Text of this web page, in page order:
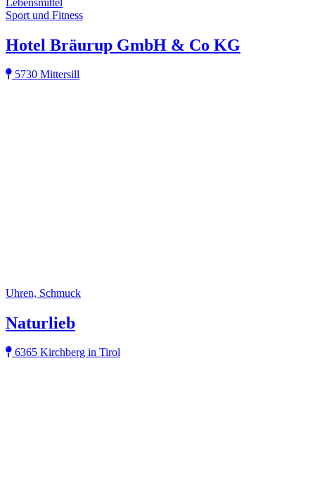
Sport und Fitness
Hotel Bräurup GmbH & Co KG
5730 Mittersill
Uhren, Schmuck
Naturlieb
6365 Kirchberg in Tirol